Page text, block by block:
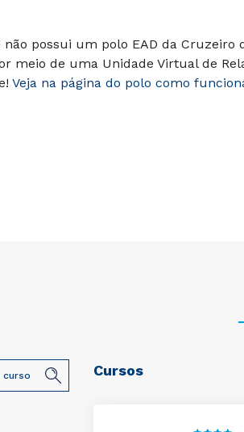
não possui um polo EAD da
meio de uma Unidade Virtual de
Veja na página do polo como
Cursos